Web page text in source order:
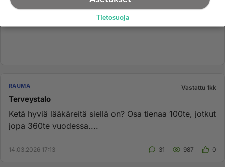
RAUMA Vastattu 1kk
Terveystalo
Ketä hyviä lääkäreitä siellä on? Osa tienaa 100te, jotkut
jopa 360te vuodessa....
14.03.2026 17:13 31 987 0
Tietosuoja